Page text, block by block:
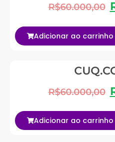
R$60.000,00
Adicionar ao carrinho
R$60.000,00
Adicionar ao carrinho